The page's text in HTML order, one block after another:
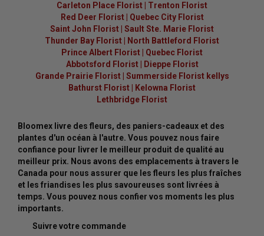
Carleton Place Florist
Trenton Florist
Red Deer Florist| Quebec City Florist
Saint John Florist Sault Ste. Marie Florist
Thunder Bay Florist
North Battleford Florist
Prince Albert Florist
Quebec Florist
Abbotsford Florist|
Dieppe Florist
Grande Prairie Florist| Summerside Florist kellys
Bathurst Florist
Kelowna Florist
Lethbridge Florist
Bloomex livre des fleurs, des paniers-cadeaux et des
plantes d'un océan à l'autre. Vous pouvez nous faire
confiance pour livrer le meilleur produit de qualité au
meilleur prix. Nous avons des emplacements à travers le
Canada pour nous assurer que les fleurs les plus fraîches
et les friandises les plus savoureuses sont livrées à
temps. Vous pouvez nous confier vos moments les plus
importants.
Suivre votre commande